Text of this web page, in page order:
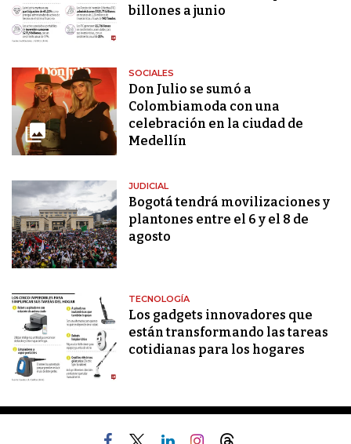
billones a junio
SOCIALES
Don Julio se sumó a
Colombiamoda con una
celebración en la ciudad de
Medellín
JUDICIAL
Bogotá tendrá movilizaciones y
plantones entre el 6 y el 8 de
agosto
TECNOLOGÍA
Los gadgets innovadores que
están transformando las tareas
cotidianas para los hogares